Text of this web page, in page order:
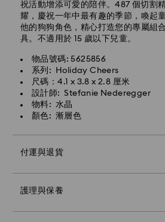
祝活動增添可愛的陪伴。487 個切割
耀，慶祝一年中最有趣的季節，喚起
他的狗狗角色，精心打造您的專屬組
具。不適用於 15 歲以下兒童。
物品號碼: 5625856
系列: Holiday Cheers
尺碼：4.1 x 3.8 x 2.8 厘米
設計師: Stefanie Nederegger
物料: 水晶
顏色: 漸層色
付運與退貨
護理與保養
別。您還可以加入個性化的禮物信息。